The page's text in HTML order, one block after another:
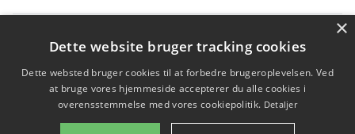
Sjov leg i regnvejr med traktor til børn legetøj
×
Dette website bruger tracking cookies
Dette websted bruger cookies til at forbedre brugeroplevelsen. Ved
at bruge vores hjemmeside accepterer du alle cookies i
overensstemmelse med vores cookiepolitik. Detaljer